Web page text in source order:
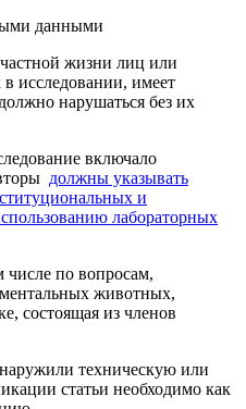
данными
жизни лиц или
исследовании, имеет
нарушаться без их
включало
должны указывать
и
лабораторных
числе по вопросам,
животных,
состоящая из членов
техническую или
статьи необходимо как